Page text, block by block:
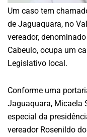
Um caso tem
de Jaguaquara, no
vereador,
Cabeulo, ocupa um
Legislativo local.
Conforme uma
Jaguaquara, Micaela
especial da
vereador Rosenildo